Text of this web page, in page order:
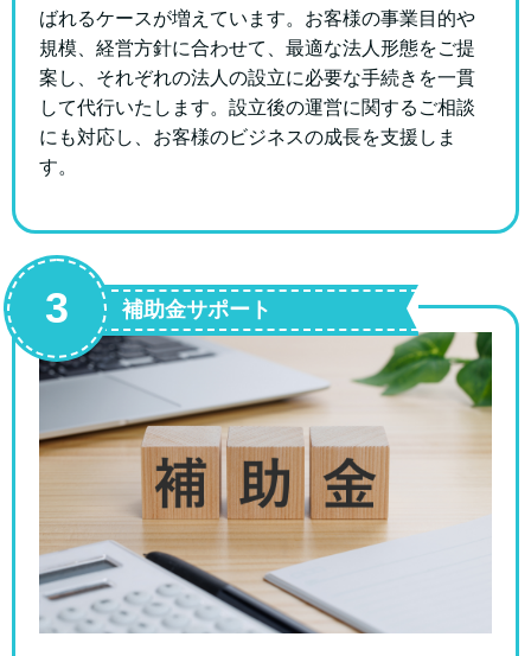
ばれるケースが増えています。 お客様の事業目的や
規模、経営方針に合わせて、最適な法人形態をご提
案し、それぞれの法人の設立に必要な手続きを一貫
して代行いたします。設立後の運営に関するご相談
にも対応し、お客様のビジネスの成長を支援しま
す。
補助金サポート
3